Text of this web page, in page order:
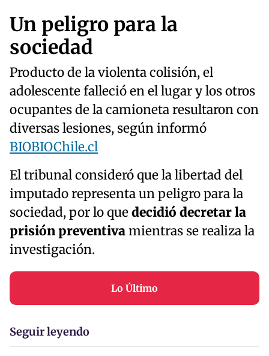
Un peligro para la
sociedad
Producto de la violenta colisión, el
adolescente falleció en el lugar y los otros
ocupantes de la camioneta resultaron con
diversas lesiones, según informó
BIOBIOChile.cl
El tribunal consideró que la libertad del
imputado representa un peligro para la
sociedad, por lo quedecidió decretar la
prisión preventivamientras se realiza la
investigación.
Lo Último
Seguir leyendo